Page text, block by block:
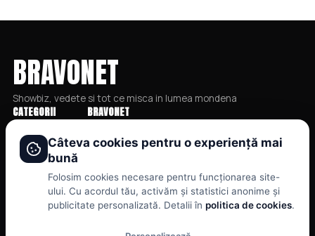
BRAVONET
Showbiz, vedete si tot ce misca in lumea mondena
CATEGORII
Stiri
Showbiz
Publicitate
Lifestyle
BRAVONET
Cookies
Politica De Confidentialitate
Home
Câteva cookies pentru o experiență mai
bună
Folosim cookies necesare pentru funcționarea site-
ului. Cu acordul tău, activăm și statistici anonime și
publicitate personalizată. Detalii în politica de cookies.